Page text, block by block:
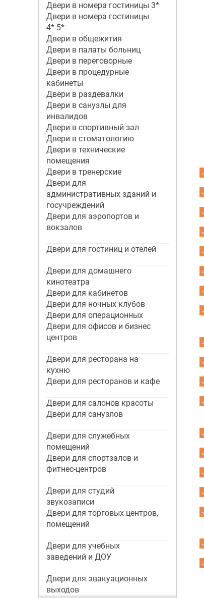
Двери в номера гостиницы 3*
Двери в номера гостиницы
4*-5*
Двери в общежития
Двери в палаты больниц
Двери в переговорные
Двери в процедурные
кабинеты
Двери в раздевалки
Двери в санузлы для
инвалидов
Двери в спортивный зал
Двери в стоматологию
Двери в технические
помещения
Двери в тренерские
Двери для
административных зданий и
госучреждений
Двери для аэропортов и
вокзалов
Двери для гостиниц и отелей
Двери для домашнего
кинотеатра
Двери для кабинетов
Двери для ночных клубов
Двери для операционных
Двери для офисов и бизнес
центров
Двери для ресторана на
кухню
Двери для ресторанов и кафе
Двери для салонов красоты
Двери для санузлов
Двери для служебных
помещений
Двери для спортзалов и
фитнес-центров
Двери для студий
звукозаписи
Двери для торговых центров,
помещений
Двери для учебных
заведений и ДОУ
Двери для эвакуационных
выходов